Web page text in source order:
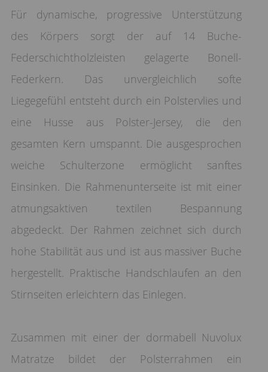
Für dynamische, progressive Unterstützung
des Körpers sorgt der auf 14 Buche-
Federschichtholzleisten gelagerte Bonell-
Federkern. Das unvergleichlich softe
Liegegefühl entsteht durch ein Polstervlies und
eine Husse aus Polster-Jersey, die den
gesamten Kern umspannt. Die ausgesprochen
weiche Schulterzone ermöglicht sanftes
Einsinken. Die Rahmenunterseite ist mit einer
atmungsaktiven textilen Bespannung
abgedeckt. Der Rahmen zeichnet sich durch
hohe Stabilität aus und ist aus massiver Buche
hergestellt. Praktische Handschlaufen an den
Stirnseiten erleichtern das Einlegen.
Zusammen mit einer der dormabell Nuvolux
Matratze bildet der Polsterrahmen ein